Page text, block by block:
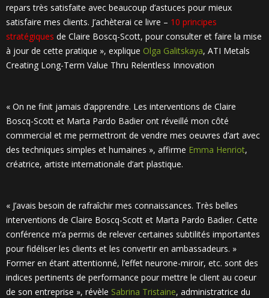
repars très satisfaite avec beaucoup d’astuces pour mieux
satisfaire mes clients. J’achèterai ce livre – 10 principes
stratégiques de Claire Boscq-Scott, pour consulter et faire la mise
à jour de cette pratique », explique Olga Galitskaya, ATI Metals
Creating Long-Term Value Thru Relentless Innovation
« On ne finit jamais d’apprendre. Les interventions de Claire
Boscq-Scott et Marta Pardo Badier ont réveillé mon côté
commercial et me permettront de vendre mes oeuvres d’art avec
des techniques simples et humaines », affirme Emma Henriot,
créatrice, artiste internationale d’art plastique.
« J’avais besoin de rafraîchir mes connaissances. Très belles
interventions de Claire Boscq-Scott et Marta Pardo Badier. Cette
conférence m’a permis de relever certaines subtilités importantes
pour fidéliser les clients et les convertir en ambassadeurs. »
Former en étant attentionné, l’effet neurone-miroir, etc. sont des
indices pertinents de performance pour mettre le client au coeur
de son entreprise », révèle Sabrina Tristaine, administratrice du